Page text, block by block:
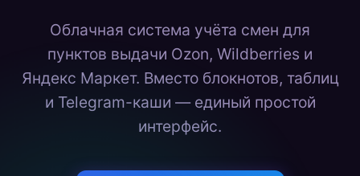
Облачная система учёта смен для
пунктов выдачи Ozon, Wildberries и
Яндекс Маркет. Вместо блокнотов, таблиц
и Telegram-каши — единый простой
интерфейс.